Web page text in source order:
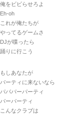
俺をビビらせろよ
Eh-oh
これが俺たちが
やってるゲームさ
DJが喋ったら
踊りに行こう
もしあなたが
パーティに来ないなら
パパパーパーティ
パーパーティ
こんなクラブは